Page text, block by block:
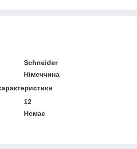
Schneider
Німеччина
12
Немає